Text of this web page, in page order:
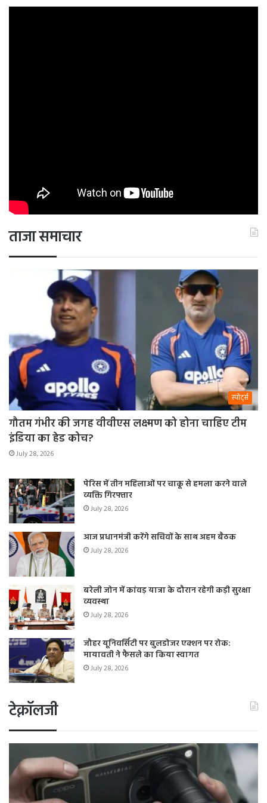
ताजा समाचार
स्पोर्ट्स
गौतम गंभीर की जगह वीवीएस लक्ष्मण को होना चाहिए टीम
इंडिया का हेड कोच?
July 28, 2026
पेरिस में तीन महिलाओं पर चाकू से हमला करने वाले
व्यक्ति गिरफ्तार
July 28, 2026
आज प्रधानमंत्री करेंगे सचिवों के साथ अहम बैठक
July 28, 2026
बरेली जोन में कांवड़ यात्रा के दौरान रहेगी कड़ी सुरक्षा
व्यवस्था
July 28, 2026
जौहर यूनिवर्सिटी पर बुलडोजर एक्शन पर रोक:
मायावती ने फैसले का किया स्वागत
July 28, 2026
टेक्नॉलजी